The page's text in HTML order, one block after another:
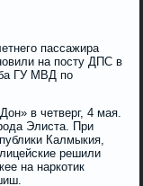
пассажира
на посту ДПС в
ГУ МВД по
в четверг, 4 мая.
Элиста. При
Калмыкия,
решили
на наркотик